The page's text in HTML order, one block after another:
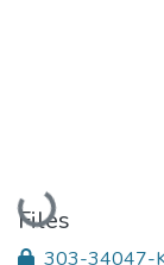
Loading...
Files
303-34047-